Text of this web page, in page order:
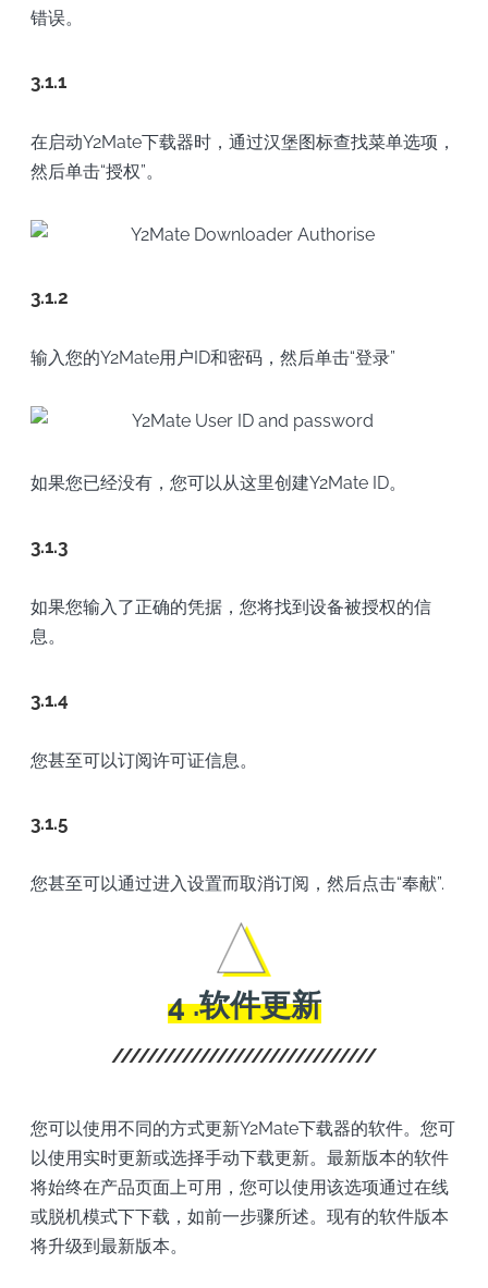
错误。
3.1.1
在启动Y2Mate下载器时，通过汉堡图标查找菜单选项，
然后单击“授权”。
3.1.2
输入您的Y2Mate用户ID和密码，然后单击“登录”
如果您已经没有，您可以从这里创建Y2Mate ID。
3.1.3
如果您输入了正确的凭据，您将找到设备被授权的信
息。
3.1.4
您甚至可以订阅许可证信息。
3.1.5
您甚至可以通过进入设置而取消订阅，然后点击“奉献”.
4 .软件更新
您可以使用不同的方式更新Y2Mate下载器的软件。您可
以使用实时更新或选择手动下载更新。最新版本的软件
将始终在产品页面上可用，您可以使用该选项通过在线
或脱机模式下下载，如前一步骤所述。现有的软件版本
将升级到最新版本。